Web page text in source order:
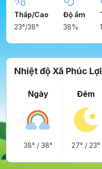
Thấp/Cao
23°/38°
Độ ẩm
38%
Nhiệt độ Xã Phúc Lợi
Ngày
38° / 38°
Đêm
27° / 23°